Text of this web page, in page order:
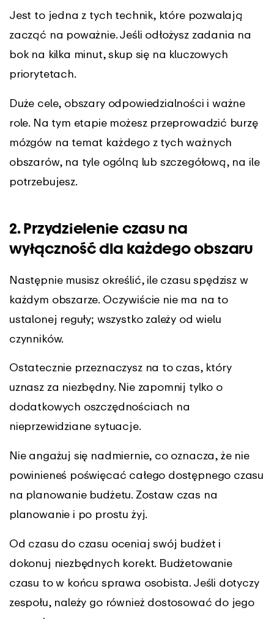
Jest to jedna z tych technik, które pozwalają
zacząć na poważnie. Jeśli odłożysz zadania na
bok na kilka minut, skup się na kluczowych
priorytetach.
Duże cele, obszary odpowiedzialności i ważne
role. Na tym etapie możesz przeprowadzić burzę
mózgów na temat każdego z tych ważnych
obszarów, na tyle ogólną lub szczegółową, na ile
potrzebujesz.
2. Przydzielenie czasu na
wyłączność dla każdego obszaru
Następnie musisz określić, ile czasu spędzisz w
każdym obszarze. Oczywiście nie ma na to
ustalonej reguły; wszystko zależy od wielu
czynników.
Ostatecznie przeznaczysz na to czas, który
uznasz za niezbędny. Nie zapomnij tylko o
dodatkowych oszczędnościach na
nieprzewidziane sytuacje.
Nie angażuj się nadmiernie, co oznacza, że nie
powinieneś poświęcać całego dostępnego czasu
na planowanie budżetu. Zostaw czas na
planowanie i po prostu żyj.
Od czasu do czasu oceniaj swój budżet i
dokonuj niezbędnych korekt. Budżetowanie
czasu to w końcu sprawa osobista. Jeśli dotyczy
zespołu, należy go również dostosować do jego